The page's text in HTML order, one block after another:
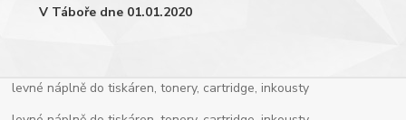
V Táboře dne 01.01.2020
levné náplně do tiskáren, tonery, cartridge, inkousty